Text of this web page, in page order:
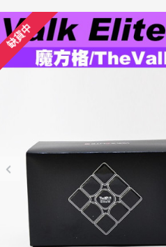
缺貨中